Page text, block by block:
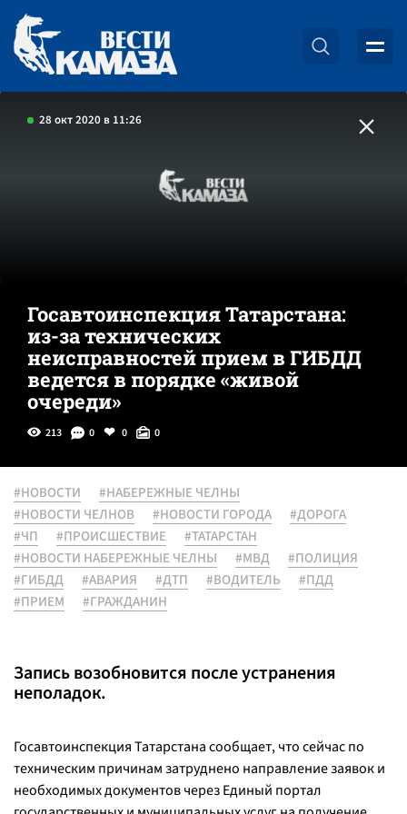
28 окт 2020 в 11:26
Госавтоинспекция Татарстана:
из-за технических
неисправностей прием в ГИБДД
ведется в порядке «живой
очереди»
213 0 0 0
#НОВОСТИ
#НАБЕРЕЖНЫЕ ЧЕЛНЫ
#НОВОСТИ ЧЕЛНОВ
#НОВОСТИ ГОРОДА
#ДОРОГА
#ЧП
#ПРОИСШЕСТВИЕ
#ТАТАРСТАН
#НОВОСТИ НАБЕРЕЖНЫЕ ЧЕЛНЫ
#МВД
#ПОЛИЦИЯ
#ГИБДД
#АВАРИЯ #ДТП #ВОДИТЕЛЬ
#ПДД
#ПРИЕМ
#ГРАЖДАНИН
Запись возобновится после устранения
неполадок.
Госавтоинспекция Татарстана сообщает, что сейчас по
техническим причинам затруднено направление заявок и
необходимых документов через Единый портал